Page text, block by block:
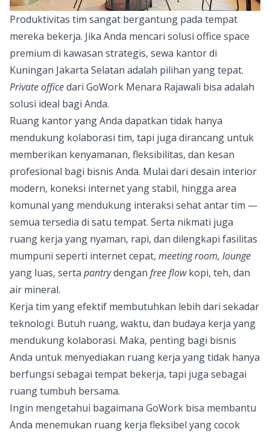
Produktivitas tim sangat bergantung pada tempat
mereka bekerja. Jika Anda mencari solusi office space
premium di kawasan strategis, sewa kantor di
Kuningan Jakarta Selatan adalah pilihan yang tepat.
Private officedari GoWork Menara Rajawali bisa adalah
solusi ideal bagi Anda.
Ruang kantor yang Anda dapatkan tidak hanya
mendukung kolaborasi tim, tapi juga dirancang untuk
memberikan kenyamanan, fleksibilitas, dan kesan
profesional bagi bisnis Anda. Mulai dari desain interior
modern, koneksi internet yang stabil, hingga area
komunal yang mendukung interaksi sehat antar tim —
semua tersedia di satu tempat. Serta nikmati juga
ruang kerja yang nyaman, rapi, dan dilengkapi fasilitas
mumpuni seperti internet cepat, meeting room, lounge
yang luas, serta pantrydengan free flowkopi, teh, dan
air mineral.
Kerja tim yang efektif membutuhkan lebih dari sekadar
teknologi. Butuh ruang, waktu, dan budaya kerja yang
mendukung kolaborasi. Maka, penting bagi bisnis
Anda untuk menyediakan ruang kerja yang tidak hanya
berfungsi sebagai tempat bekerja, tapi juga sebagai
ruang tumbuh bersama.
Ingin mengetahui bagaimana GoWork bisa membantu
Anda menemukan ruang kerja fleksibel yang cocok